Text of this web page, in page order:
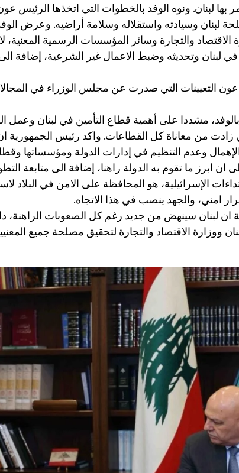
بها لبنان. ونوه الوفد بالخطوات التي اتخذها
لبنان وسيادته واستقلاله وسلامة أراضيه. وعرض
الاقتصاد والتجارة وسائر المؤسسات الرسمية المعنية،
في لبنان وتحديثه وضبط الاعمال غير الشرعية، إضافة
التعيينات التي صدرت عن مجلس الوزراء في
مشددا على أهمية قطاع التأمين في لبنان وعمل
زادت من معاناة كل القطاعات. واكد رئيس الجمهورية
وعدم التنظيم في إدارات الدولة ومؤسساتها
ابرز ما تقوم به الدولة راهنا، إضافة الى متابعة
الإسرائيلية، هو المحافظة على الامن في البلاد
امني، والجهد ينصب في هذا الاتجاه.
ان لبنان سينهض من جديد رغم كل الصعوبات الراهنة،
ووزارة الاقتصاد والتجارة لتحقيق مصلحة جميع